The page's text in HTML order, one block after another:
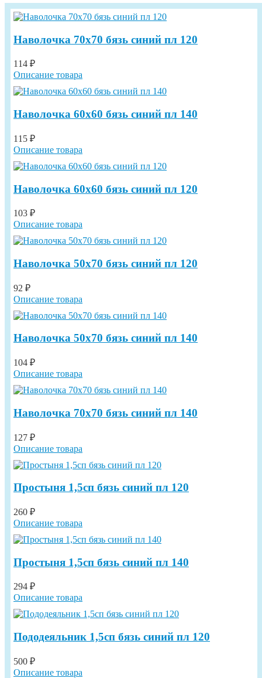
Наволочка 70х70 бязь синий пл 120
114 ₽
Описание товара
Наволочка 60х60 бязь синий пл 140
115 ₽
Описание товара
Наволочка 60х60 бязь синий пл 120
103 ₽
Описание товара
Наволочка 50х70 бязь синий пл 120
92 ₽
Описание товара
Наволочка 50х70 бязь синий пл 140
104 ₽
Описание товара
Наволочка 70х70 бязь синий пл 140
127 ₽
Описание товара
Простыня 1,5сп бязь синий пл 120
260 ₽
Описание товара
Простыня 1,5сп бязь синий пл 140
294 ₽
Описание товара
Пододеяльник 1,5сп бязь синий пл 120
500 ₽
Описание товара